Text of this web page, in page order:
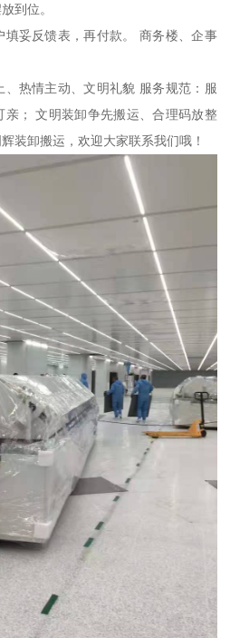
到位。
妥反馈表，再付款。 商务楼、企事
热情主动、文明礼貌 服务规范：服
； 文明装卸争先搬运、合理码放整
装卸搬运，欢迎大家联系我们哦！